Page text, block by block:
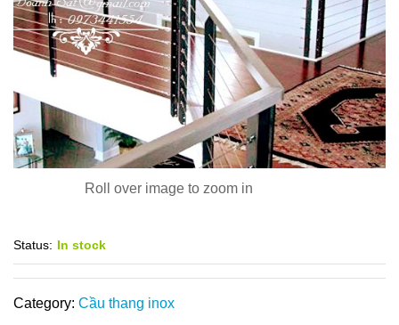
Roll over image to zoom in
Status: In stock
Category: Cầu thang inox